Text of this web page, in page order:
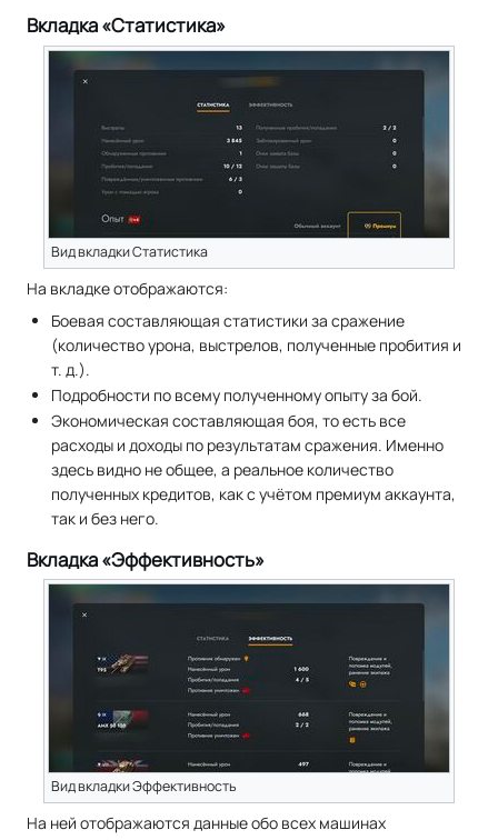
Вкладка «Статистика»
Вид вкладки Статистика
На вкладке отображаются:
Боевая составляющая статистики за сражение
(количество урона, выстрелов, полученные пробития и
т. д.).
Подробности по всему полученному опыту за бой.
Экономическая составляющая боя, то есть все
расходы и доходы по результатам сражения. Именно
здесь видно не общее, а реальное количество
полученных кредитов, как с учётом премиум аккаунта,
так и без него.
Вкладка «Эффективность»
Вид вкладки Эффективность
На ней отображаются данные обо всех машинах